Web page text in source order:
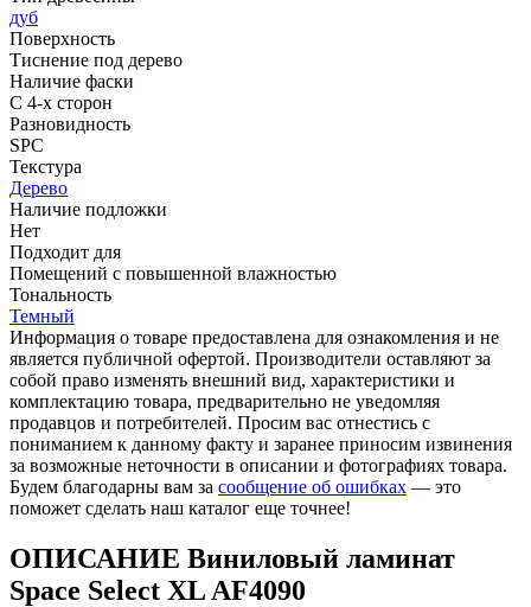
дуб
Поверхность
Тиснение под дерево
Наличие фаски
С 4-х сторон
Разновидность
SPC
Текстура
Дерево
Наличие подложки
Нет
Подходит для
Помещений с повышенной влажностью
Тональность
Темный
Информация о товаре предоставлена для ознакомления и не
является публичной офертой. Производители оставляют за
собой право изменять внешний вид, характеристики и
комплектацию товара, предварительно не уведомляя
продавцов и потребителей. Просим вас отнестись с
пониманием к данному факту и заранее приносим извинения
за возможные неточности в описании и фотографиях товара.
Будем благодарны вам за сообщение об ошибках — это
поможет сделать наш каталог еще точнее!
ОПИСАНИЕ Виниловый ламинат
Space Select XL AF4090